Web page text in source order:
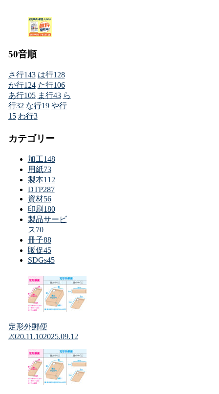
50音順
さ行143 は行128
か行124 た行106
あ行105 ま行43 ら
行32 な行19 や行
15 わ行3
カテゴリー
加工148
用紙73
製本112
DTP287
資材56
印刷 180
製品サービ
ス70
冊子88
販促45
SDGs45
定形外郵便
2020.11.102025.09.12